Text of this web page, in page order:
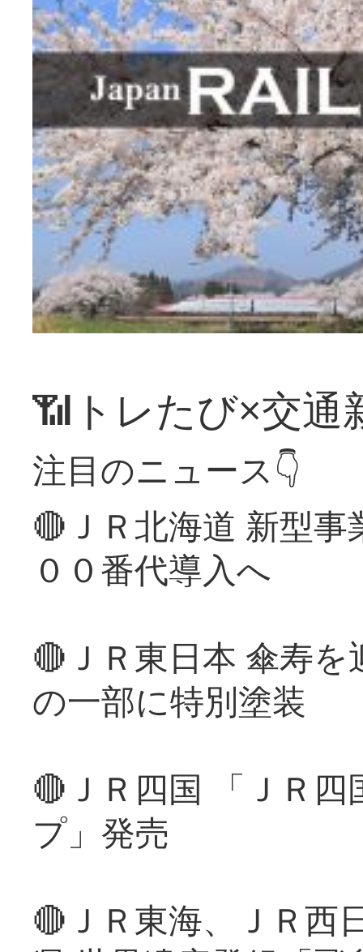
📶トレたび×交通
注目のニュース👇
🔴ＪＲ北海道 新型
００番代導入へ
🔴ＪＲ東日本 傘寿
の一部に特別塗装
🔴ＪＲ四国 「ＪＲ
プ」発売
🔴ＪＲ東海、ＪＲ西